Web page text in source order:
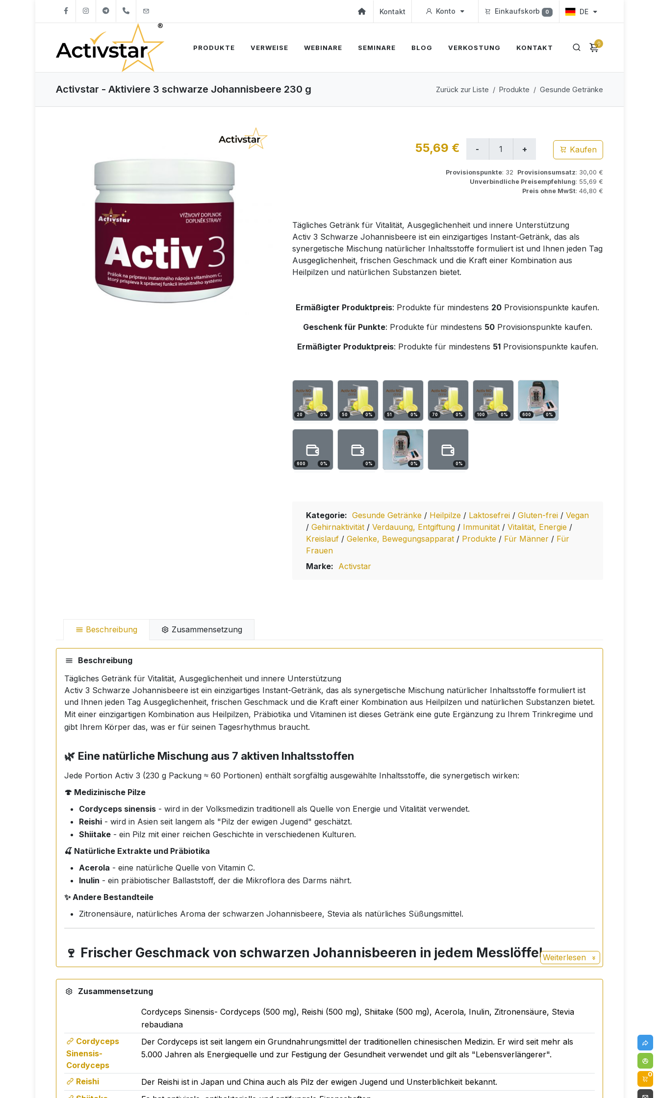
+421904262747 Kontakt Konto Einkaufskorb 0 DE
0
PRODUKTE VERWEISE WEBINARE SEMINARE BLOG VERKOSTUNG KONTAKT
Activstar - Aktiviere 3 schwarze Johannisbeere 230 g Zurück zur Liste Produkte Gesunde Getränke
55,69 € Kaufen
Provisionspunkte: 32 Provisionsumsatz: 30,00 €
Unverbindliche Preisempfehlung: 55,69 €
Preis ohne MwSt: 46,80 €
Tägliches Getränk für Vitalität, Ausgeglichenheit und innere Unterstützung
Activ 3 Schwarze Johannisbeere ist ein einzigartiges Instant-Getränk, das als
synergetische Mischung natürlicher Inhaltsstoffe formuliert ist und Ihnen jeden Tag
Ausgeglichenheit, frischen Geschmack und die Kraft einer Kombination aus
Heilpilzen und natürlichen Substanzen bietet.
Ermäßigter Produktpreis: Produkte für mindestens 20 Provisionspunkte kaufen.
Geschenk für Punkte: Produkte für mindestens 50Provisionspunkte kaufen.
Ermäßigter Produktpreis: Produkte für mindestens 51Provisionspunkte kaufen.
20 0% 50 0% 51 0% 70 0% 100 0% 600 0%
600 0% 0% 0% 0%
Kategorie: Gesunde Getränke / Heilpilze / Laktosefrei / Gluten-frei / Vegan
/ Gehirnaktivität / Verdauung, Entgiftung / Immunität / Vitalität, Energie /
Kreislauf / Gelenke, Bewegungsapparat / Produkte / Für Männer / Für
Frauen
Marke: Activstar
Beschreibung Zusammensetzung
Beschreibung
Tägliches Getränk für Vitalität, Ausgeglichenheit und innere Unterstützung
Activ 3 Schwarze Johannisbeere ist ein einzigartiges Instant-Getränk, das als synergetische Mischung natürlicher Inhaltsstoffe formuliert ist
und Ihnen jeden Tag Ausgeglichenheit, frischen Geschmack und die Kraft einer Kombination aus Heilpilzen und natürlichen Substanzen bietet.
Mit einer einzigartigen Kombination aus Heilpilzen, Präbiotika und Vitaminen ist dieses Getränk eine gute Ergänzung zu Ihrem Trinkregime und
gibt Ihrem Körper das, was er für seinen Tagesrhythmus braucht.
🌿 Eine natürliche Mischung aus 7 aktiven Inhaltsstoffen
Jede Portion Activ 3 (230 g Packung ≈ 60 Portionen) enthält sorgfältig ausgewählte Inhaltsstoffe, die synergetisch wirken:
🍄 Medizinische Pilze
Cordyceps sinensis - wird in der Volksmedizin traditionell als Quelle von Energie und Vitalität verwendet.
Reishi - wird in Asien seit langem als "Pilz der ewigen Jugend" geschätzt.
Shiitake - ein Pilz mit einer reichen Geschichte in verschiedenen Kulturen.
🍒 Natürliche Extrakte und Präbiotika
Acerola - eine natürliche Quelle von Vitamin C.
Inulin - ein präbiotischer Ballaststoff, der die Mikroflora des Darms nährt.
✨ Andere Bestandteile
Zitronensäure, natürliches Aroma der schwarzen Johannisbeere, Stevia als natürliches Süßungsmittel.
🍷 Frischer Geschmack von schwarzen Johannisbeeren in jedem Messlöffel
eine großartige Alternative zu klassischen zuckerhaltigen Getränken, die Sie jeden Tag ohne Zuckerzusatz genießen können.
Einfach zuzubereiten - sofort trinkfertig
Die Zubereitung ist denkbar einfach:
➡️1 Messlöffel pro Tagin 200-300 ml Wasser gemischt reicht für die Tagesdosis.
➡️ Die Packung enthält ca.
Weiterlesen
Zusammensetzung
Cordyceps Sinensis- Cordyceps (500 mg), Reishi (500 mg), Shiitake (500 mg), Acerola, Inulin, Zitronensäure, Stevia
rebaudiana
Cordyceps
Sinensis-
Cordyceps
Der Cordyceps ist seit langem ein Grundnahrungsmittel der traditionellen chinesischen Medizin. Er wird seit mehr als
5.000 Jahren als Energiequelle und zur Festigung der Gesundheit verwendet und gilt als "Lebensverlängerer".
Reishi
Der Reishi ist in Japan und China auch als Pilz der ewigen Jugend und Unsterblichkeit bekannt.
0